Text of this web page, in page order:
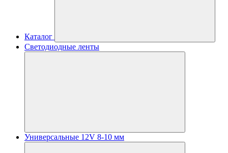
Каталог
Светодиодные ленты
Универсальные 12V 8-10 мм